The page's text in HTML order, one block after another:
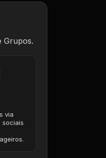
Grupos.
via
sociais